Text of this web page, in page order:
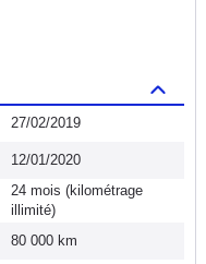
27/02/2019
12/01/2020
24 mois (kilométrage
illimité)
80 000 km